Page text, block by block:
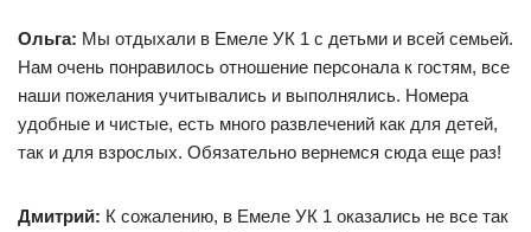
Ольга: Мы отдыхали в Емеле УК 1 с детьми и всей семьей.
Нам очень понравилось отношение персонала к гостям, все
наши пожелания учитывались и выполнялись. Номера
удобные и чистые, есть много развлечений как для детей,
так и для взрослых. Обязательно вернемся сюда еще раз!
Дмитрий: К сожалению, в Емеле УК 1 оказались не все так